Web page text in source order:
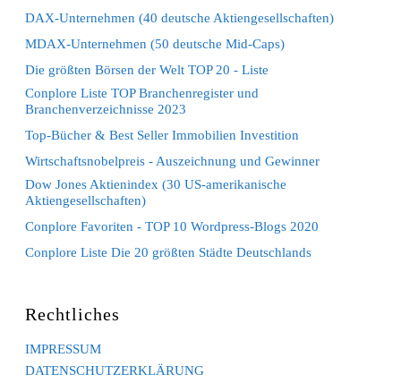
DAX-Unternehmen (40 deutsche Aktiengesellschaften)
MDAX-Unternehmen (50 deutsche Mid-Caps)
Die größten Börsen der Welt TOP 20 - Liste
Conplore Liste TOP Branchenregister und
Branchenverzeichnisse 2023
Top-Bücher & Best Seller Immobilien Investition
Wirtschaftsnobelpreis - Auszeichnung und Gewinner
Dow Jones Aktienindex (30 US-amerikanische
Aktiengesellschaften)
Conplore Favoriten - TOP 10 Wordpress-Blogs 2020
Conplore Liste Die 20 größten Städte Deutschlands
Rechtliches
IMPRESSUM
DATENSCHUTZERKLÄRUNG